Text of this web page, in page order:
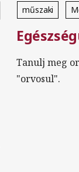
műszaki
magyar
Tanulj meg
"orvosul".